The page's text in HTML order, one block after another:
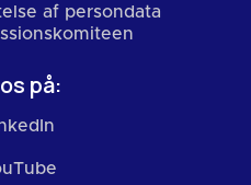
af persondata
på: